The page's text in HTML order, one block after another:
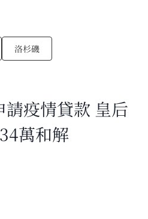
洛杉磯
疫情貸款 皇后
萬和解